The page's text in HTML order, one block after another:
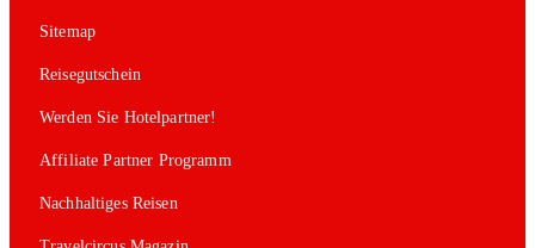
Sitemap
Reisegutschein
Werden Sie Hotelpartner!
Affiliate Partner Programm
Nachhaltiges Reisen